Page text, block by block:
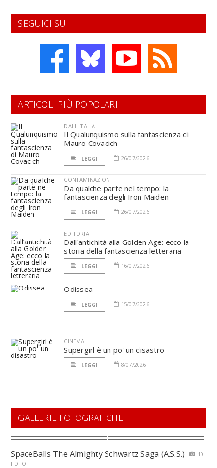
SEGUICI SU
ARTICOLI PIÙ POPOLARI
DALL'ITALIA
Il Qualunquismo sulla fantascienza di
Mauro Covacich
LEGGI 26/07/2026
CONTAMINAZIONI
Da qualche parte nel tempo: la
fantascienza degli Iron Maiden
LEGGI 26/07/2026
EDITORIA
Dall’antichità alla Golden Age: ecco la
storia della fantascienza letteraria
LEGGI 16/07/2026
Odissea
LEGGI 15/07/2026
CINEMA
Supergirl è un po' un disastro
LEGGI 8/07/2026
GALLERIE FOTOGRAFICHE
SpaceBalls The Almighty Schwartz Saga (A.S.S.)
10
FOTO